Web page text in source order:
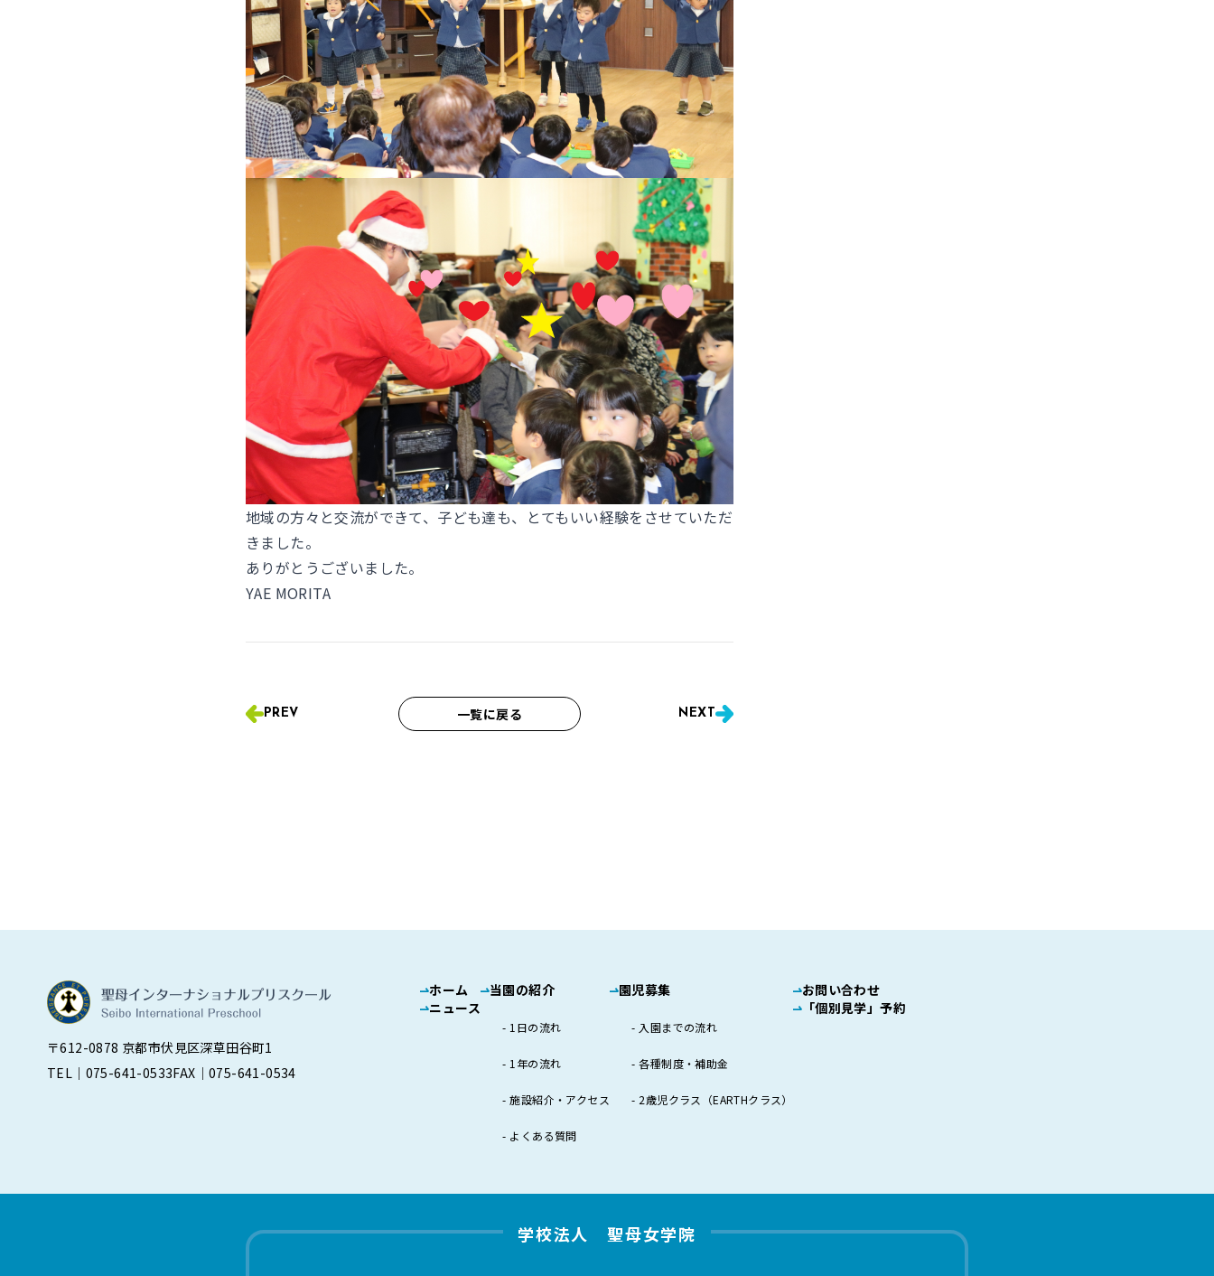
地域の方々と交流ができて、子ども達も、とてもいい経験をさせていただ
きました。
ありがとうございました。
YAE MORITA
PREV 一覧に戻る NEXT
ホーム
ニュース
当園の紹介
1日の流れ
1年の流れ
施設紹介・アクセス
よくある質問
園児募集
入園までの流れ
各種制度・補助金
2歳児クラス（EARTHクラス）
お問い合わせ
「個別見学」予約
〒612-0878 京都市伏見区深草田谷町1
TEL｜075-641-0533FAX｜075-641-0534
学校法人 聖母女学院